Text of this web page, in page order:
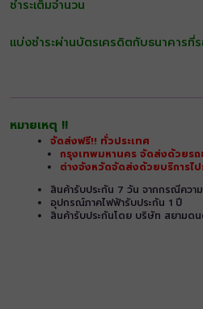
ชำระเต็มจำนวน
แบ่งชำระผ่านบัตรเครดิตกับธนาคารที่
หมายเหตุ !!
จัดส่งฟรี!! ทั่วประเทศ
กรุงเทพมหานคร จัดส่งด้วยร
ต่างจังหวัดจัดส่งด้วยบริการไ
สินค้ารับประกัน 7 วัน จากกรณีควา
อุปกรณ์ภาคไฟฟ้ารับประกัน 1 ปี
สินค้ารับประกันโดย บริษัท สยามดน